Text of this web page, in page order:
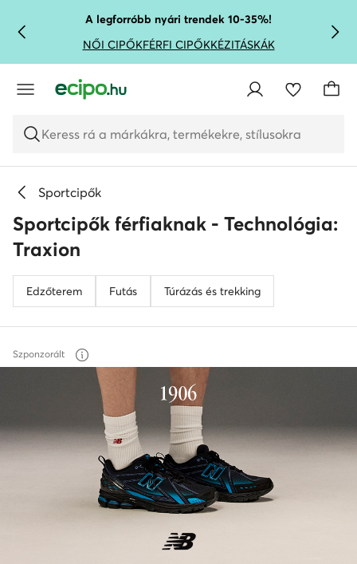
UGRÁS A FŐ TARTALOMRA
UGRÁS A KERESÉSHEZA legforróbb nyári trendek 10-35%!
NŐI CIPŐKFÉRFI CIPŐKKÉZITÁSKÁK
Keress rá a márkákra, termékekre, stílusokra
Sportcipők
Sportcipők férfiaknak - Technológia:
Traxion
Edzőterem Futás Túrázás és trekking
Szponzorált